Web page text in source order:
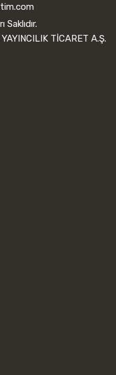
Saklıdır.
TİCARET A.Ş.